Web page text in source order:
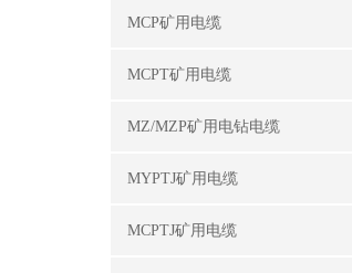
MCP矿用电缆
MCPT矿用电缆
MZ/MZP矿用电钻电缆
MYPTJ矿用电缆
MCPTJ矿用电缆